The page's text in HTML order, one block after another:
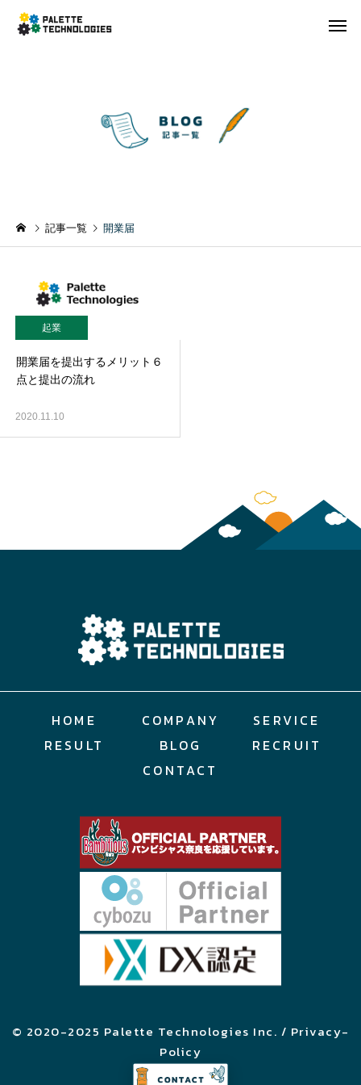
記事一覧 開業届
起業
開業届を提出するメリット６
点と提出の流れ
2020.11.10
HOME COMPANY
SERVICE
RESULT
BLOG
RECRUIT
CONTACT
© 2020-2025 Palette Technologies Inc. / Privacy-
Policy